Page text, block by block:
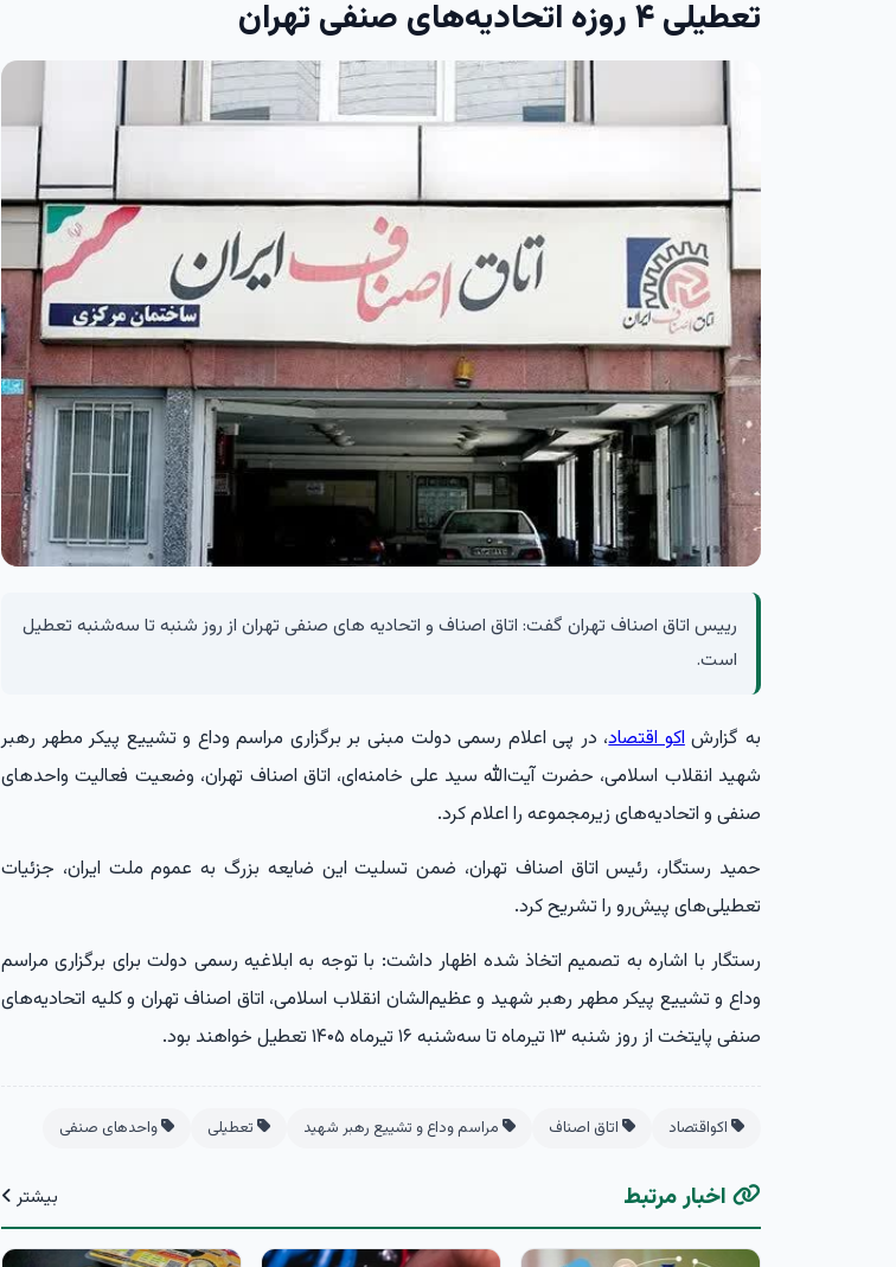
تعطیلی ۴ روزه اتحادیه‌های صنفی تهران
رییس اتاق اصناف تهران گفت: اتاق اصناف و اتحادیه های صنفی تهران از روز شنبه تا سه‌شنبه تعطیل
است.
به گزارشاکو اقتصاد، در پی اعلام رسمی دولت مبنی بر برگزاری مراسم وداع و تشییع پیکر مطهر رهبر
شهید انقلاب اسلامی، حضرت آیت‌الله سید علی خامنه‌ای، اتاق اصناف تهران، وضعیت فعالیت واحدهای
صنفی و اتحادیه‌های زیرمجموعه را اعلام کرد.
حمید رستگار، رئیس اتاق اصناف تهران، ضمن تسلیت این ضایعه بزرگ به عموم ملت ایران، جزئیات
تعطیلی‌های پیش‌رو را تشریح کرد.
رستگار با اشاره به تصمیم اتخاذ شده اظهار داشت: با توجه به ابلاغیه رسمی دولت برای برگزاری مراسم
وداع و تشییع پیکر مطهر رهبر شهید و عظیم‌الشان انقلاب اسلامی، اتاق اصناف تهران و کلیه اتحادیه‌های
صنفی پایتخت از روز شنبه ۱۳ تیرماه تا سه‌شنبه ۱۶ تیرماه ۱۴۰۵ تعطیل خواهند بود.
اکواقتصاد اتاق اصناف مراسم وداع و تشییع رهبر شهید تعطیلی واحدهای صنفی
اخبار مرتبط بیشتر